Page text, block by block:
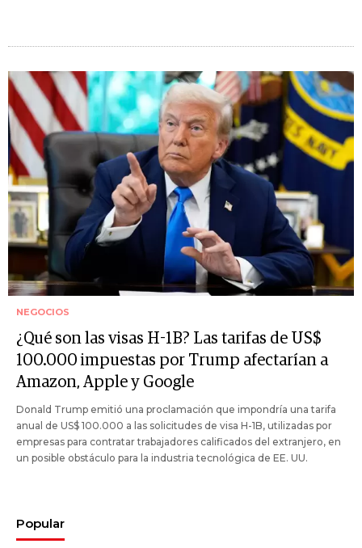
NEGOCIOS
¿Qué son las visas H-1B? Las tarifas de US$
100.000 impuestas por Trump afectarían a
Amazon, Apple y Google
Donald Trump emitió una proclamación que impondría una tarifa
anual de US$ 100.000 a las solicitudes de visa H-1B, utilizadas por
empresas para contratar trabajadores calificados del extranjero, en
un posible obstáculo para la industria tecnológica de EE. UU.
Popular